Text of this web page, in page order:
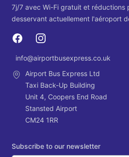
7j/7 avec Wi-Fi gratuit et réductions
desservant actuellement l'aéroport
FacebookInstagram
Email
info@airportbusexpress.co.uk
Airport Bus Express Ltd
Taxi Back-Up Building
Unit 4, Coopers End Road
Stansted Airport
CM24 1RR
Subscribe to our newsletter